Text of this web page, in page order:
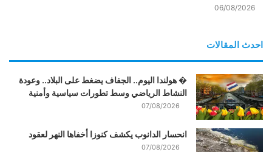
06/08/2026
احدث المقالات
� هولندا اليوم.. الجفاف يضغط على البلاد.. وعودة
النشاط الرياضي وسط تطورات سياسية وأمنية
07/08/2026
انحسار الدانوب يكشف كنوزا أخفاها النهر لعقود
07/08/2026